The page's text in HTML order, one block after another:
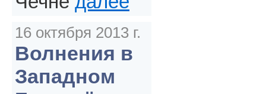
16 октября 2013 г.
Волнения в
Западном